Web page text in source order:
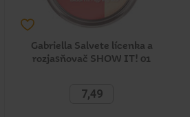
Gabriella Salvete lícenka a
rozjasňovač SHOW IT! 01
7,49